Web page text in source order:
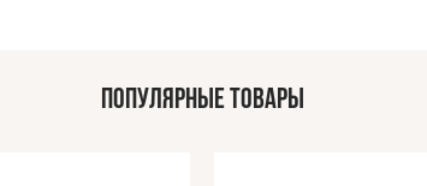
ПОПУЛЯРНЫЕ ТОВАРЫ